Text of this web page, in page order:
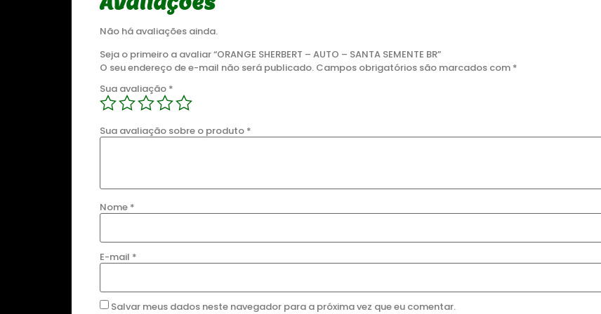
Não há avaliações ainda.
Seja o primeiro a avaliar “ORANGE SHERBERT – AUTO – SANTA SEMENTE BR”
O seu endereço de e-mail não será publicado. Campos obrigatórios são marcados com *
Sua avaliação *
Sua avaliação sobre o produto *
Nome *
E-mail *
Salvar meus dados neste navegador para a próxima vez que eu comentar.
ZOMBIE OG